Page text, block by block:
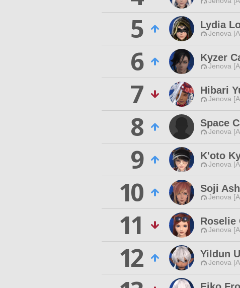
5
Lydia
Jenova
6
Kyzer
Jenova
7
Hibari
Jenova
8
Space
Jenova
9
K'oto
Jenova
10
Soji
Jenova
11
Roselie
Jenova
12
Yildun
Jenova